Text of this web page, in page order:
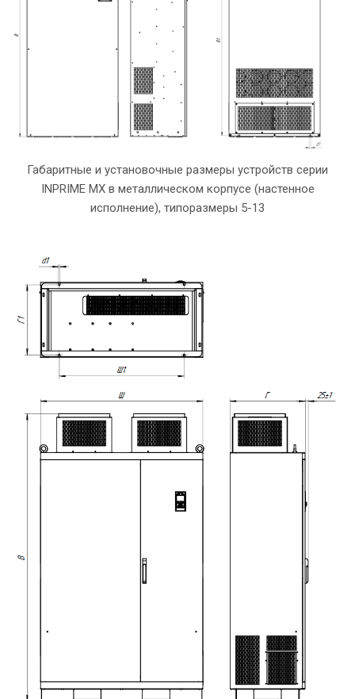
Габаритные и установочные размеры устройств серии
INPRIME MX в металлическом корпусе (настенное
исполнение), типоразмеры 5-13